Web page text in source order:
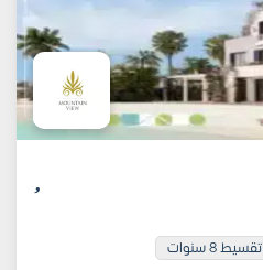
تقسيط 8 سنوات